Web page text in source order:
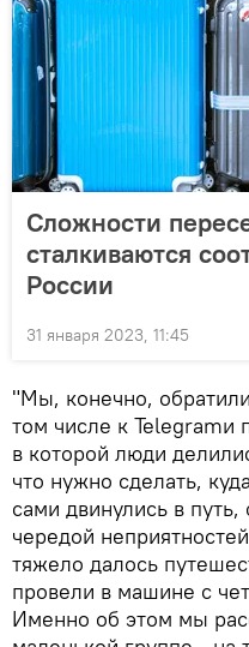
Сложности
сталкиваются
России
31 января 2023, 11:45
"Мы, конечно,
том числе к Telegramи
в которой люди
что нужно сделать,
сами двинулись в
чередой
тяжело далось
провели в машине с
Именно об этом мы